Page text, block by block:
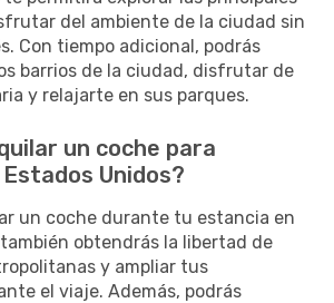
del ambiente de la ciudad sin
Con tiempo adicional, podrás
barrios de la ciudad, disfrutar de
y relajarte en sus parques.
un coche para
Unidos?
un coche durante tu estancia en
obtendrás la libertad de
y ampliar tus
el viaje. Además, podrás